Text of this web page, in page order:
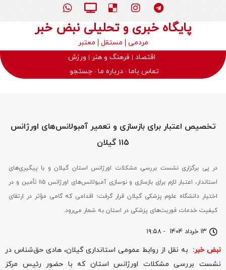
پایگاه خبری و تحلیلی نبض خبر
مردمی مستقل
معتبر
اقتصاد
فرهنگ و هنر
ورزش
تماس باما درباره ما جستجو
۱۳ خرداد ۱۴۰۴ - ۱۹:۵۸
تخصیص اعتبار برای بازسازی و تعمیر آمبولانس‌های اورژانس
۱۱۵ گیلان
در پی برگزاری نشست بررسی مشکلات اورژانس استان گیلان و با پیگیری‌های
استاندار، اعتبار لازم برای بازسازی و نوسازی آمبولانس‌های اورژانس ۱۱۵ تأمین و در
اختیار دانشگاه علوم پزشکی گیلان قرار گرفت؛ اقدامی که گامی مؤثر در ارتقای
کیفیت خدمات فوریت‌های پزشکی در استان به شمار می‌رود.
نبض خبر:به نقل از روابط عمومی استانداری گیلان، هادی حق‌شناس در
نشست بررسی مشکلات اورژانس استان که با حضور رئیس مرکز